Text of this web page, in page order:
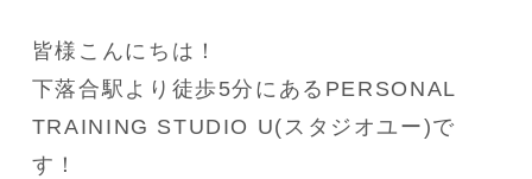
皆様こんにちは！
下落合駅より徒歩5分にあるPERSONAL
TRAINING STUDIO U(スタジオユー)で
す！